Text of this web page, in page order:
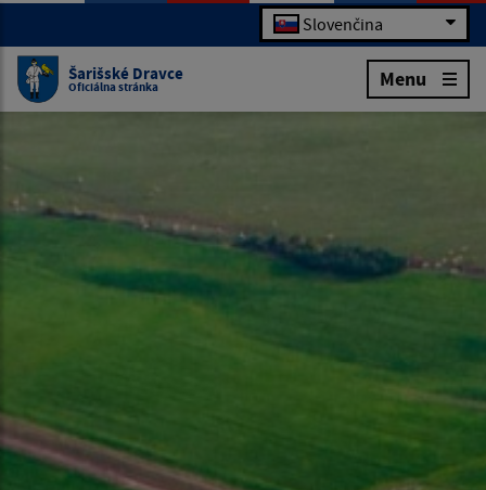
Slovenčina
Šarišské Dravce
Oficiálna stránka Menu